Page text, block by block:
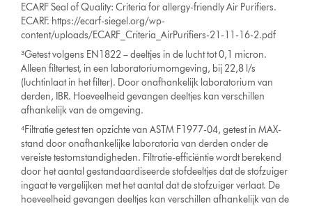
ECARF Seal of Quality: Criteria for allergy-friendly Air Purifiers.
ECARF. https://ecarf-siegel.org/wp-
content/uploads/ECARF_Criteria_AirPurifiers-21-11-16-2.pdf
³Getest volgens EN1822 – deeltjes in de lucht tot 0,1 micron.
Alleen filtertest, in een laboratoriumomgeving, bij 22,8 l/s
(luchtinlaat in het filter). Door onafhankelijk laboratorium van
derden, IBR. Hoeveelheid gevangen deeltjes kan verschillen
afhankelijk van de omgeving.
⁴Filtratie getest ten opzichte van ASTM F1977-04, getest in MAX-
stand door onafhankelijke laboratoria van derden onder de
vereiste testomstandigheden. Filtratie-efficiëntie wordt berekend
door het aantal gestandaardiseerde stofdeeltjes dat de stofzuiger
ingaat te vergelijken met het aantal dat de stofzuiger verlaat. De
hoeveelheid gevangen deeltjes kan verschillen afhankelijk van de